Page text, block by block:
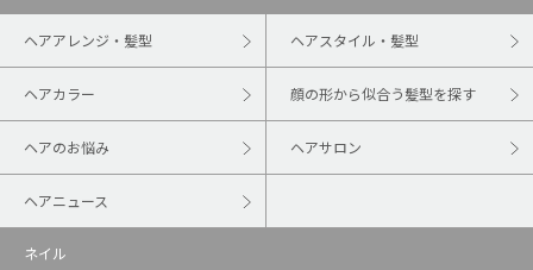
ヘアアレンジ・髪型 ヘアスタイル・髪型
ヘアカラー 顔の形から似合う髪型を探す
ヘアのお悩み ヘアサロン
ヘアニュース
ネイル